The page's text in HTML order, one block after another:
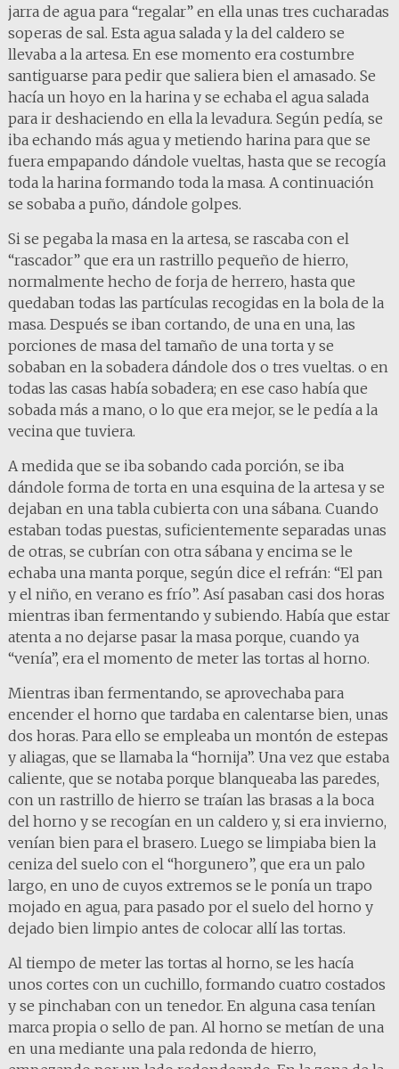
jarra de agua para “regalar” en ella unas tres cucharadas
soperas de sal. Esta agua salada y la del caldero se
llevaba a la artesa. En ese momento era costumbre
santiguarse para pedir que saliera bien el amasado. Se
hacía un hoyo en la harina y se echaba el agua salada
para ir deshaciendo en ella la levadura. Según pedía, se
iba echando más agua y metiendo harina para que se
fuera empapando dándole vueltas, hasta que se recogía
toda la harina formando toda la masa. A continuación
se sobaba a puño, dándole golpes.
Si se pegaba la masa en la artesa, se rascaba con el
“rascador” que era un rastrillo pequeño de hierro,
normalmente hecho de forja de herrero, hasta que
quedaban todas las partículas recogidas en la bola de la
masa. Después se iban cortando, de una en una, las
porciones de masa del tamaño de una torta y se
sobaban en la sobadera dándole dos o tres vueltas. o en
todas las casas había sobadera; en ese caso había que
sobada más a mano, o lo que era mejor, se le pedía a la
vecina que tuviera.
A medida que se iba sobando cada porción, se iba
dándole forma de torta en una esquina de la artesa y se
dejaban en una tabla cubierta con una sábana. Cuando
estaban todas puestas, suficientemente separadas unas
de otras, se cubrían con otra sábana y encima se le
echaba una manta porque, según dice el refrán: “El pan
y el niño, en verano es frío”. Así pasaban casi dos horas
mientras iban fermentando y subiendo. Había que estar
atenta a no dejarse pasar la masa porque, cuando ya
“venía”, era el momento de meter las tortas al horno.
Mientras iban fermentando, se aprovechaba para
encender el horno que tardaba en calentarse bien, unas
dos horas. Para ello se empleaba un montón de estepas
y aliagas, que se llamaba la “hornija”. Una vez que estaba
caliente, que se notaba porque blanqueaba las paredes,
con un rastrillo de hierro se traían las brasas a la boca
del horno y se recogían en un caldero y, si era invierno,
venían bien para el brasero. Luego se limpiaba bien la
ceniza del suelo con el “horgunero”, que era un palo
largo, en uno de cuyos extremos se le ponía un trapo
mojado en agua, para pasado por el suelo del horno y
dejado bien limpio antes de colocar allí las tortas.
Al tiempo de meter las tortas al horno, se les hacía
unos cortes con un cuchillo, formando cuatro costados
y se pinchaban con un tenedor. En alguna casa tenían
marca propia o sello de pan. Al horno se metían de una
en una mediante una pala redonda de hierro,